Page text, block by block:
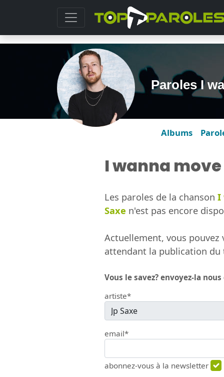
Paroles I
Albums
I wanna
Les paroles de la chanson I
Saxe n'est pas encore
Actuellement, vous pouvez
attendant la publication du
Vous le savez? envoyez-la
artiste*
email*
abonnez-vous à la newsletter